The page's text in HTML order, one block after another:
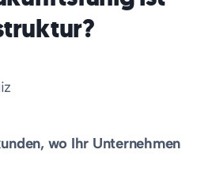
wo Ihr Unternehmen